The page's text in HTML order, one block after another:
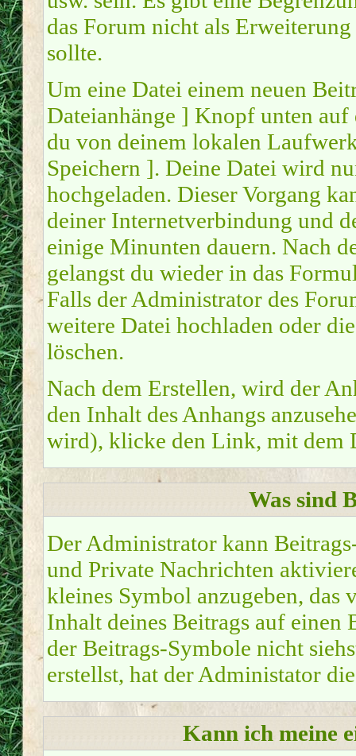
das Forum nicht als
sollte.
Um eine Datei einem neuen
Dateianhänge ] Knopf unten
du von deinem lokalen
Speichern ]. Deine Datei wird
hochgeladen. Dieser Vorgang
deiner Internetverbindung und
einige Minunten dauern. Nach
gelangst du wieder in das
Falls der Administrator des
weitere Datei hochladen oder
löschen.
Nach dem Erstellen, wird der
den Inhalt des Anhangs
wird), klicke den Link, mit dem
Was sind
Der Administrator kann
und Private Nachrichten
kleines Symbol anzugeben,
Inhalt deines Beitrags auf
der Beitrags-Symbole nicht
erstellst, hat der Administator
Kann ich meine